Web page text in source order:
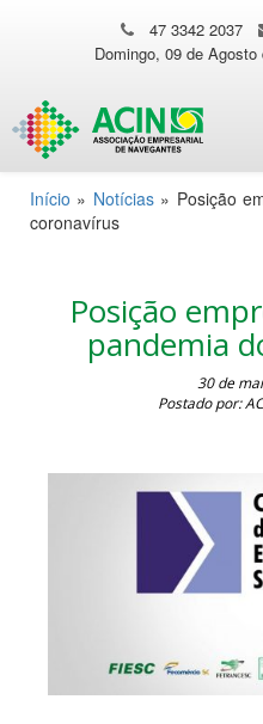
47 3342 2037
Domingo, 09 de Agosto
Início » Notícias» Posição
coronavírus
Posição
pandemia
30 de
Postado por: